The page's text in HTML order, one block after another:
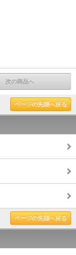
次の商品へ
ページの先頭へ戻る
ページの先頭へ戻る